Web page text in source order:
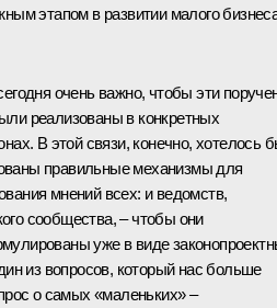
этапом в развитии малого
очень важно, чтобы эти
реализованы в конкретных
В этой связи, конечно, хотелось
правильные механизмы для
мнений всех: и ведомств,
сообщества, – чтобы они
уже в виде
из вопросов, который нас больше
о самых «маленьких» –